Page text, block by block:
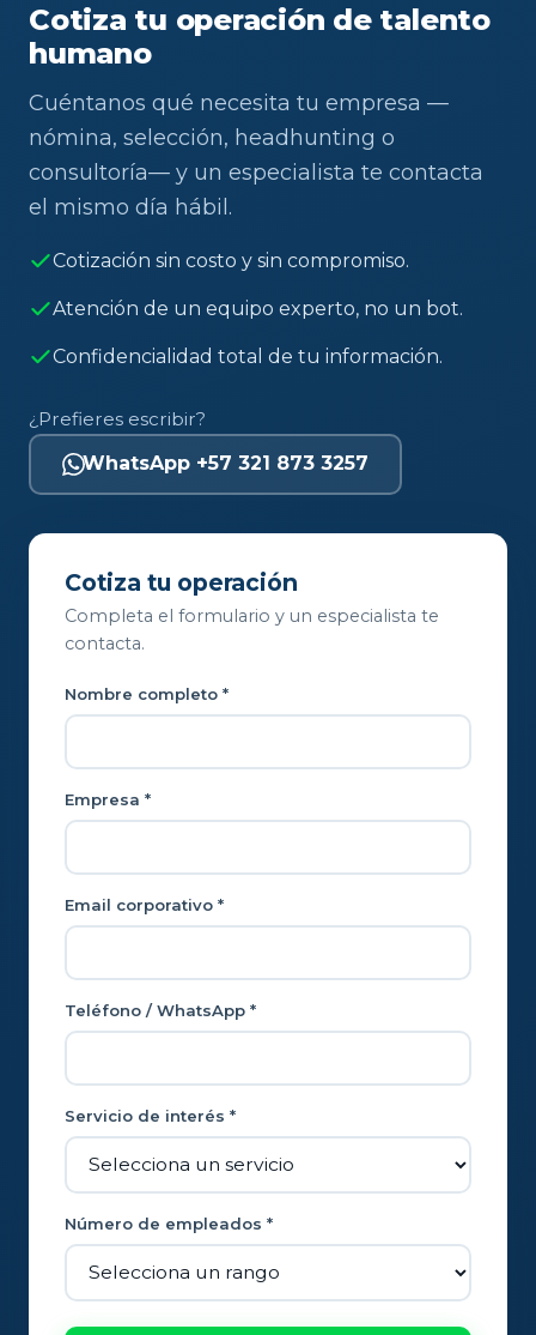
Cotiza tu operación de talento
humano
Cuéntanos qué necesita tu empresa —
nómina, selección, headhunting o
consultoría— y un especialista te contacta
el mismo día hábil.
Cotización sin costo y sin compromiso.
Atención de un equipo experto, no un bot.
Confidencialidad total de tu información.
¿Prefieres escribir?
WhatsApp +57 321 873 3257
Cotiza tu operación
Completa el formulario y un especialista te
contacta.
Nombre completo *
Empresa *
Email corporativo *
Teléfono / WhatsApp *
Servicio de interés *
Número de empleados *